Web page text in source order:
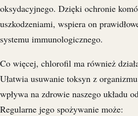
oksydacyjnego. Dzięki ochronie
uszkodzeniami, wspiera on
systemu immunologicznego.
Co więcej, chlorofil ma również
Ułatwia usuwanie toksyn z
wpływa na zdrowie naszego układu
Regularne jego spożywanie może: